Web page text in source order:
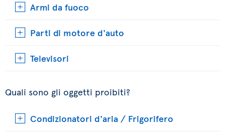
Armi da fuoco
Parti di motore d'auto
Televisori
Quali sono gli oggetti proibiti?
Condizionatori d'aria / Frigorifero